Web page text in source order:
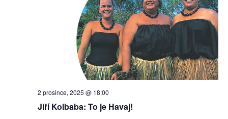
Jiří Kolbaba: To je Havaj!
2 prosince, 2025 @ 18:00